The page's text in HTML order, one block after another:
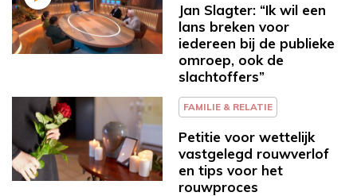
Jan Slagter: “Ik wil een
lans breken voor
iedereen bij de publieke
omroep, ook de
slachtoffers”
FAMILIE & RELATIE
Petitie voor wettelijk
vastgelegd rouwverlof
en tips voor het
rouwproces